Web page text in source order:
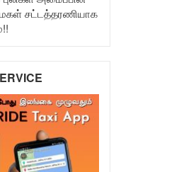
சட்டத்தரணியாக